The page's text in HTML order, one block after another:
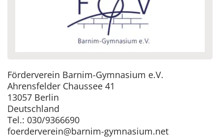
Förderverein Barnim-Gymnasium e.V.
Ahrensfelder Chaussee 41
13057 Berlin
Deutschland
Tel.: 030/9366690
foerderverein@barnim-gymnasium.net